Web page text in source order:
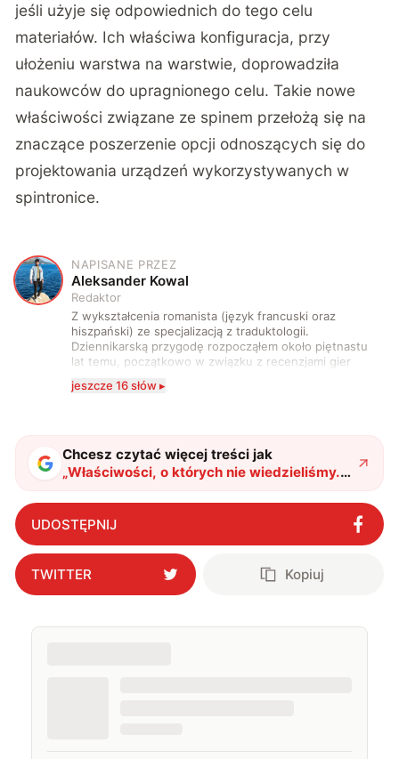
jeśli użyje się odpowiednich do tego celu
materiałów. Ich właściwa konfiguracja, przy
ułożeniu warstwa na warstwie, doprowadziła
naukowców do upragnionego celu. Takie nowe
właściwości związane ze spinem przełożą się na
znaczące poszerzenie opcji odnoszących się do
projektowania urządzeń wykorzystywanych w
spintronice.
A
NAPISANE PRZEZ
Aleksander Kowal
Redaktor
Z wykształcenia romanista (język francuski oraz
hiszpański) ze specjalizacją z traduktologii.
Dziennikarską przygodę rozpocząłem około piętnastu
lat temu, początkowo w związku z recenzjami gier
komputerowych i filmów. Obecnie publikuję
zdecydowanie częściej na tematy związane z nauką
także uprawiać oraz oglądać sport.
jeszcze 16 słów ▸
Chcesz czytać więcej treści jak
„Właściwości, o których nie wiedzieliśmy.
Eksperci od spintroniki właśnie je ujawnili w
nowym materiale"?
UDOSTĘPNIJ
TWITTER Kopiuj